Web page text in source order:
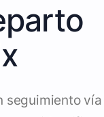
seguimiento vía